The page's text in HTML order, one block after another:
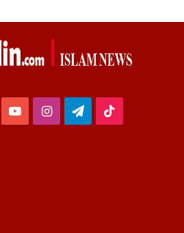
YouTubeInstagram
Telegram